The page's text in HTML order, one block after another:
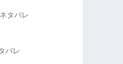
タバレ
バレ